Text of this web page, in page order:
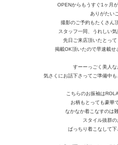
OPENからもうすぐ1ヶ月
ありがたい
撮影のご予約もたくさん
スタッフ一同、うれしい
先日ご来店頂いたとっ
掲載OK頂いたので早速載せ
すーーっごく美人
気さくにお話下さってご準備中も
こちらのお振袖は
お柄もとっても豪華
なかなか着こなすのは
スタイル抜群の
ばっちり着こなして